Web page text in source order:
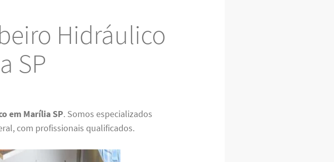
Hidráulico
SP
em Marília SP. Somos especializados
com profissionais qualificados.